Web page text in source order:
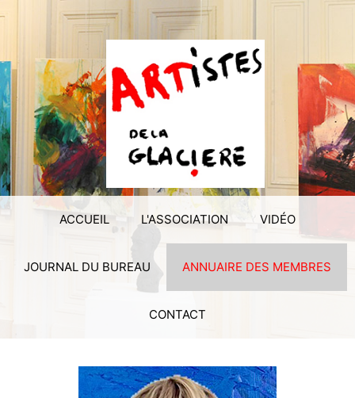
ACCUEIL L'ASSOCIATION VIDÉO
JOURNAL DU BUREAU ANNUAIRE DES MEMBRES
CONTACT